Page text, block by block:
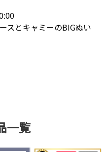
スとキャミーのBIGぬい
一覧